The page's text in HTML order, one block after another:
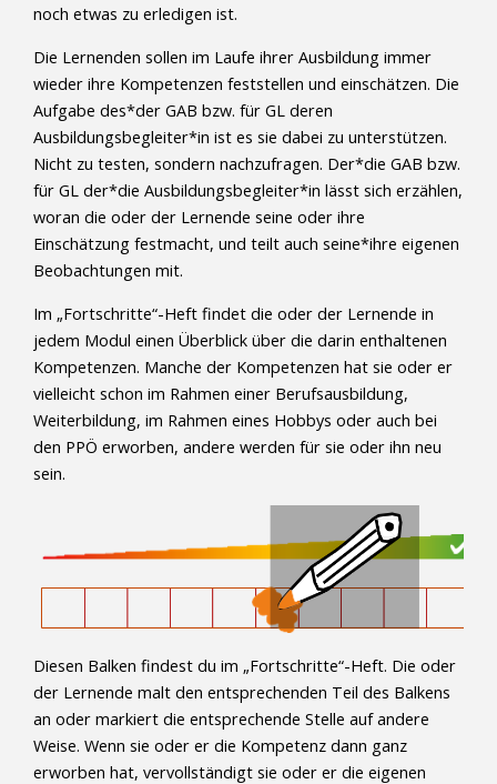
noch etwas zu erledigen ist.
Die Lernenden sollen im Laufe ihrer Ausbildung immer
wieder ihre Kompetenzen feststellen und einschätzen. Die
Aufgabe des*der GAB bzw. für GL deren
Ausbildungsbegleiter*in ist es sie dabei zu unterstützen.
Nicht zu testen, sondern nachzufragen. Der*die GAB bzw.
für GL der*die Ausbildungsbegleiter*in lässt sich erzählen,
woran die oder der Lernende seine oder ihre
Einschätzung festmacht, und teilt auch seine*ihre eigenen
Beobachtungen mit.
Im „Fortschritte“-Heft findet die oder der Lernende in
jedem Modul einen Überblick über die darin enthaltenen
Kompetenzen. Manche der Kompetenzen hat sie oder er
vielleicht schon im Rahmen einer Berufsausbildung,
Weiterbildung, im Rahmen eines Hobbys oder auch bei
den PPÖ erworben, andere werden für sie oder ihn neu
sein.
Diesen Balken findest du im „Fortschritte“-Heft. Die oder
der Lernende malt den entsprechenden Teil des Balkens
an oder markiert die entsprechende Stelle auf andere
Weise. Wenn sie oder er die Kompetenz dann ganz
erworben hat, vervollständigt sie oder er die eigenen